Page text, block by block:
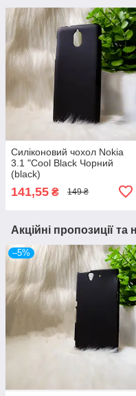
Силіконовий чохол Nokia
3.1 "Cool Black Чорний
(black)
141,55 ₴ 149 ₴
Акційні пропозиції та
–5%